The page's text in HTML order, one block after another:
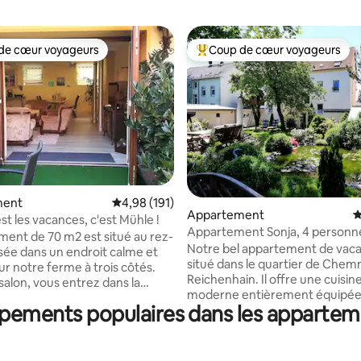
sur la base de 13 commentaires : 5 sur 5
cœur voyageurs les plus appréciés
cœur voyageurs
Évaluation moyenne sur la base de 191
4,98 (191)
les vacances, c'est Mühle !
de 70 m2 est situé au rez-
dans un endroit calme et
notre ferme à trois côtés.
vous entrez dans la
et atteignez le château de
piste cyclable de l'Elbe est à
Coups de cœur voyageurs les
Coup de cœur voyageurs
Appartement
Appartement Sonja, 4
Reichenhain
Notre bel appartement de
situé dans le quartier de
Reichenhain. Il offre une cuisine
moderne entièrement
et une chambre à coucher, une
bains avec baignoire/ douche. Le salon
populaires dans les